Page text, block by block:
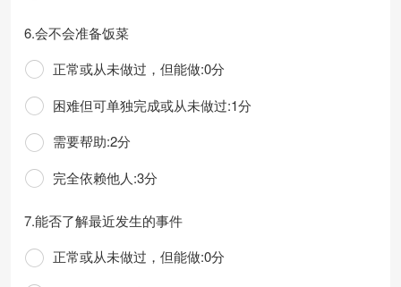
6.会不会准备饭菜
正常或从未做过，但能做:0分
困难但可单独完成或从未做过:1分
需要帮助:2分
完全依赖他人:3分
7.能否了解最近发生的事件
正常或从未做过，但能做:0分